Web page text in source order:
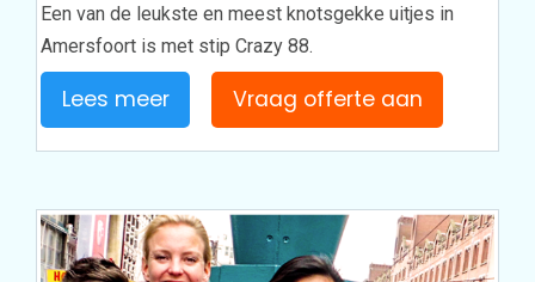
Een van de leukste en meest knotsgekke uitjes in
Amersfoort is met stip Crazy 88.
Lees meer Vraag offerte aan